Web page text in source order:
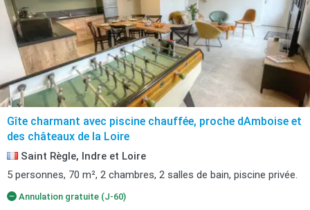
Gîte charmant avec piscine chauffée, proche dAmboise et
des châteaux de la Loire
Saint Règle, Indre et Loire
5 personnes, 70 m², 2 chambres, 2 salles de bain, piscine privée.
Annulation gratuite (J-60)